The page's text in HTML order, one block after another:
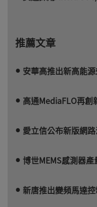
推薦文章
安華高推出新高能
高通MediaFLO再創
愛立信公布新版網
博世MEMS感測器
新唐推出變頻馬達